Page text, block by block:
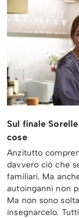
Sul finale
cose
Anzitutto
davvero ciò che
familiari. Ma
autoinganni non
Ma non sono
insegnarcelo.